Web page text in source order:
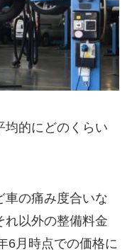
均的にどのくらい
車の痛み度合いな
れ以外の整備料金
6月時点での価格に